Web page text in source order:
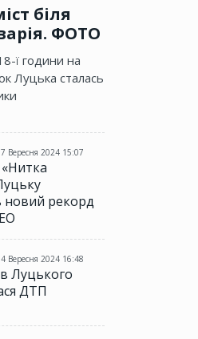
біля
ФОТО
ї години на
Луцька сталась
Вересня 2024 15:07
«Нитка
новий рекорд
Вересня 2024 16:48
Луцького
ДТП